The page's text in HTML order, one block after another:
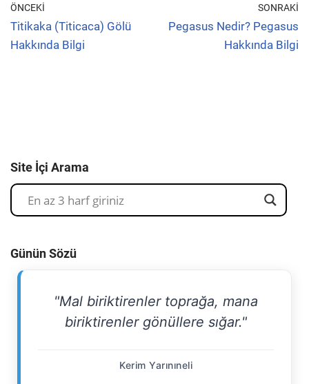
ÖNCEKI
Titikaka (Titicaca) Gölü
Hakkında Bilgi
SONRAKI
Pegasus Nedir? Pegasus
Hakkında Bilgi
Site İçi Arama
Günün Sözü
"Mal biriktirenler toprağa, mana
biriktirenler gönüllere sığar."
Kerim Yarınıneli